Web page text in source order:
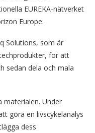
EUREKA-nätverket
Europe.
Solutions, som är
för att
sedan dela och mala
materialen. Under
göra en livscykelanalys
dess